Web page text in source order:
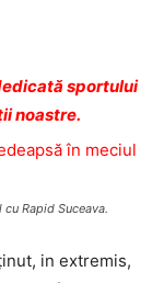
sportului
noastre.
Rapid Suceava.
in extremis,